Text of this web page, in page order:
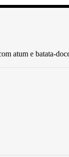
atum e batata-